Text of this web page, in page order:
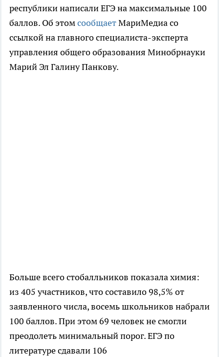
республики написали ЕГЭ на максимальные 100
баллов. Об этомсообщаетМариМедиа со
ссылкой на главного специалиста-эксперта
управления общего образования Минобрнауки
Марий Эл Галину Панкову.
Больше всего стобалльников показала химия:
из 405 участников, что составило 98,5% от
заявленного числа, восемь школьников набрали
100 баллов. При этом 69 человек не смогли
преодолеть минимальный порог. ЕГЭ по
литературе сдавали 106